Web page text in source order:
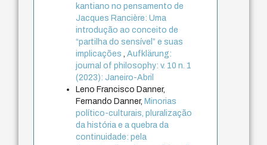
kantiano no pensamento de
Jacques Rancière: Uma
introdução ao conceito de
“partilha do sensível” e suas
implicações,Aufklärung:
journal of philosophy: v. 10 n. 1
(2023): Janeiro-Abril
Leno Francisco Danner,
Fernando Danner, Minorias
político-culturais, pluralização
da história e a quebra da
continuidade: pela